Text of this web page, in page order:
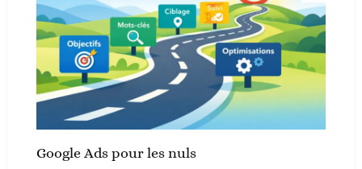
Google Ads pour les nuls